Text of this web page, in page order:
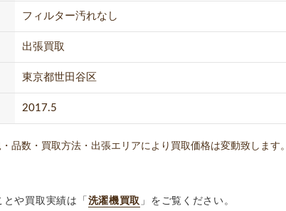
フィルター汚れなし
出張買取
東京都世田谷区
2017.5
品数・買取方法・出張エリアにより買取価格は変動致します。
や買取実績は「 洗濯機買取 」をご覧ください。